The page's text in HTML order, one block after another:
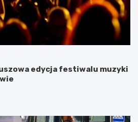
edycja festiwalu muzyki